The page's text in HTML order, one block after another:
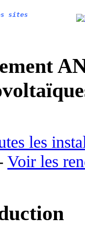
sites
les
Voir les